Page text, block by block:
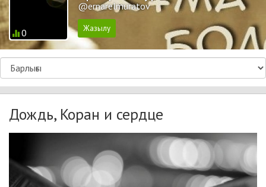
0
@ernarelmuratov
Дождь, Коран и сердце